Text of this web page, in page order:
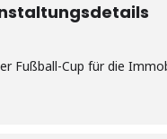
Fußball-Cup für die